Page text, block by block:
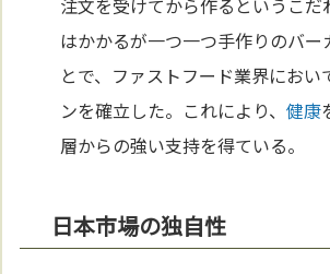
注文を受けてから作るというこだ
はかかるが一つ一つ手作りのバー
とで、ファストフード業界におい
ンを確立した。これにより、健康
層からの強い支持を得ている。
日本市場の独自性